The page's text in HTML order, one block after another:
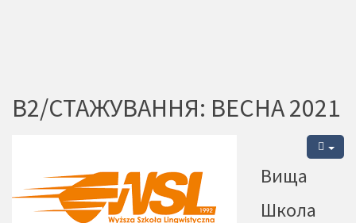
В2/СТАЖУВАННЯ: ВЕСНА 2021
Вища
Школа